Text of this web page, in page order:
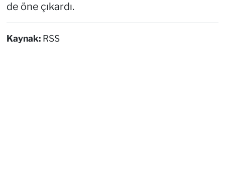
de öne çıkardı.
Kaynak: RSS